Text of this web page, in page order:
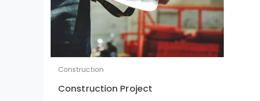
Construction
Construction Project